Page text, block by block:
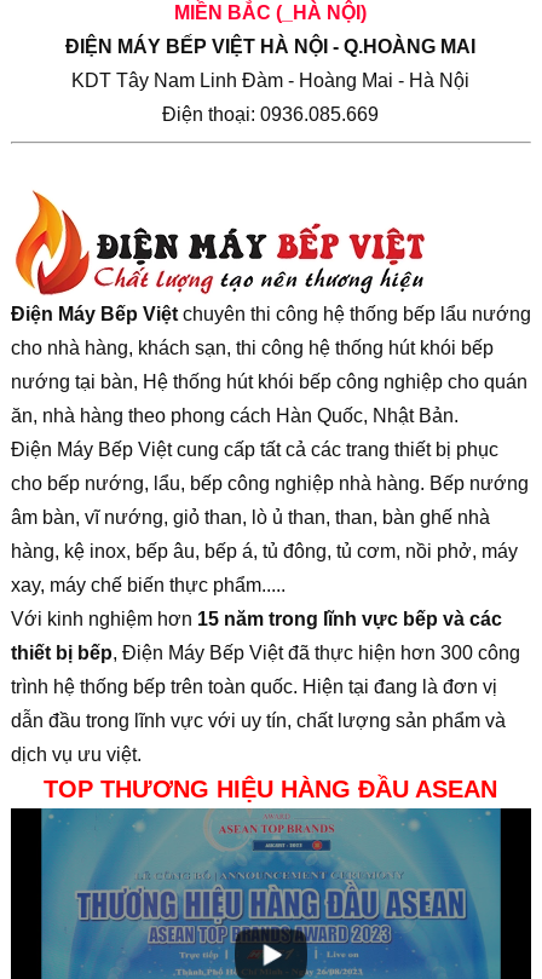
MIỀN BẮC (_HÀ NỘI)
ĐIỆN MÁY BẾP VIỆT HÀ NỘI - Q.HOÀNG MAI
KDT Tây Nam Linh Đàm - Hoàng Mai - Hà Nội
Điện thoại: 0936.085.669
Điện Máy Bếp Việtchuyên thi công hệ thống bếp lẩu nướng
cho nhà hàng, khách sạn, thi công hệ thống hút khói bếp
nướng tại bàn, Hệ thống hút khói bếp công nghiệp cho quán
ăn, nhà hàng theo phong cách Hàn Quốc, Nhật Bản.
Điện Máy Bếp Việt cung cấp tất cả các trang thiết bị phục
cho bếp nướng, lẩu, bếp công nghiệp nhà hàng. Bếp nướng
âm bàn, vĩ nướng, giỏ than, lò ủ than, than, bàn ghế nhà
hàng, kệ inox, bếp âu, bếp á, tủ đông, tủ cơm, nồi phở, máy
xay, máy chế biến thực phẩm.....
Với kinh nghiệm hơn 15 năm trong lĩnh vực bếp và các
thiết bị bếp, Điện Máy Bếp Việt đã thực hiện hơn 300 công
trình hệ thống bếp trên toàn quốc. Hiện tại đang là đơn vị
dẫn đầu trong lĩnh vực với uy tín, chất lượng sản phẩm và
dịch vụ ưu việt.
TOP THƯƠNG HIỆU HÀNG ĐẦU ASEAN